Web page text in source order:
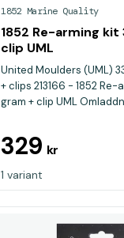
1852 Marine Quality
1852 Re-arming kit
clip UML
United Moulders (UML)
+ clips 213166 - 1852 Re-
gram + clip UML
329 kr
1 variant